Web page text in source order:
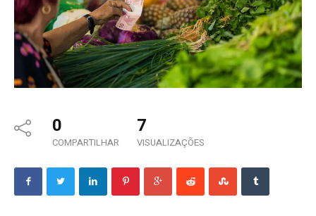
0
COMPARTILHAR
7
VISUALIZAÇÕES